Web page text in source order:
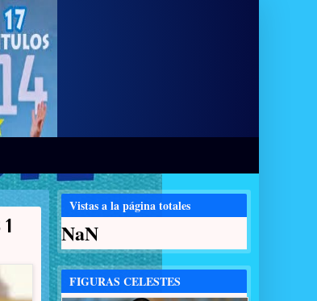
Vistas a la página totales
NaN
FIGURAS CELESTES